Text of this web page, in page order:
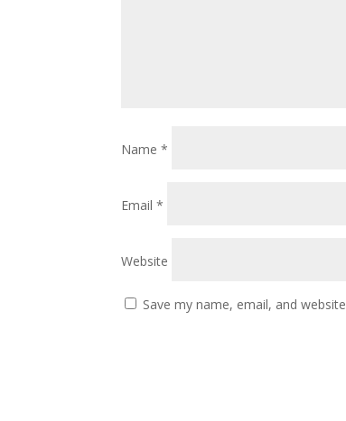
Name*
Email*
Website
Save my name, email, and